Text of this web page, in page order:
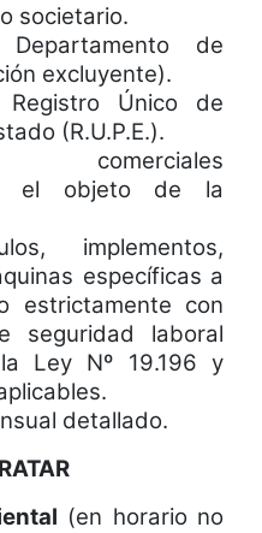
societario.
de
excluyente).
Único de
(R.U.P.E.).
comerciales
el objeto de la
implementos,
específicas a
estrictamente con
seguridad laboral
Ley Nº 19.196 y
detallado.
(en horario no